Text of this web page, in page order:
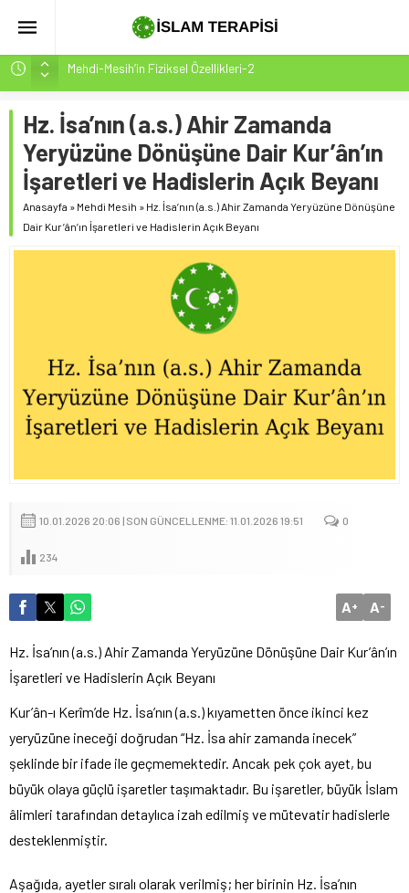
Mehdi-Mesih’in Fiziksel Özellikleri-2
Peygamber Müjdesi Mehdi Mesih’in Gelişi Kitabımız
26.07.2026 Tarihinde Güncellenmiştir(ÇOK ÖNEMLİ)
İsrâ Sûresi(17) 1. Ayet’in 7 Dilde Yazılışı
SAKIN ÇOĞUNLUK SİZİ ALDATMASIN
Hz. İsa’nın (a.s.) Ahir Zamanda
Yeryüzüne Dönüşüne Dair Kur’ân’ın
İşaretleri ve Hadislerin Açık Beyanı
Anasayfa » Mehdi Mesih » Hz. İsa’nın (a.s.) Ahir Zamanda Yeryüzüne Dönüşüne
Dair Kur’ân’ın İşaretleri ve Hadislerin Açık Beyanı
10.01.2026 20:06 | SON GÜNCELLENME: 11.01.2026 19:51 0
234
A+ A-
Hz. İsa’nın (a.s.) Ahir Zamanda Yeryüzüne Dönüşüne Dair Kur’ân’ın
İşaretleri ve Hadislerin Açık Beyanı
Kur’ân-ı Kerîm’de Hz. İsa’nın (a.s.) kıyametten önce ikinci kez
yeryüzüne ineceği doğrudan “Hz. İsa ahir zamanda inecek”
şeklinde bir ifade ile geçmemektedir. Ancak pek çok ayet, bu
büyük olaya güçlü işaretler taşımaktadır. Bu işaretler, büyük İslam
âlimleri tarafından detaylıca izah edilmiş ve mütevatir hadislerle
desteklenmiştir.
Aşağıda, ayetler sıralı olarak verilmiş; her birinin Hz. İsa’nın